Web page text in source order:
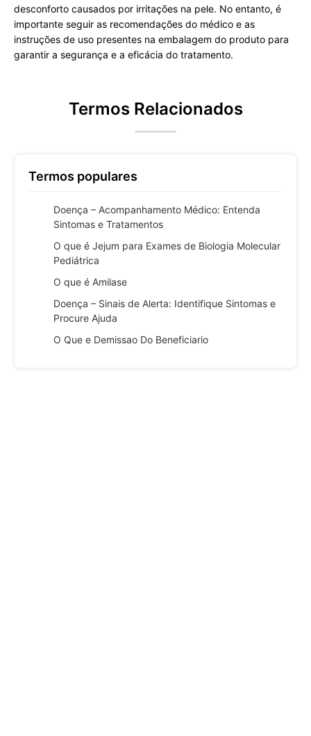
desconforto causados por irritações na pele. No entanto, é
importante seguir as recomendações do médico e as
instruções de uso presentes na embalagem do produto para
garantir a segurança e a eficácia do tratamento.
Termos Relacionados
Termos populares
Doença – Acompanhamento Médico: Entenda
Sintomas e Tratamentos
O que é Jejum para Exames de Biologia Molecular
Pediátrica
O que é Amilase
Doença – Sinais de Alerta: Identifique Sintomas e
Procure Ajuda
O Que e Demissao Do Beneficiario